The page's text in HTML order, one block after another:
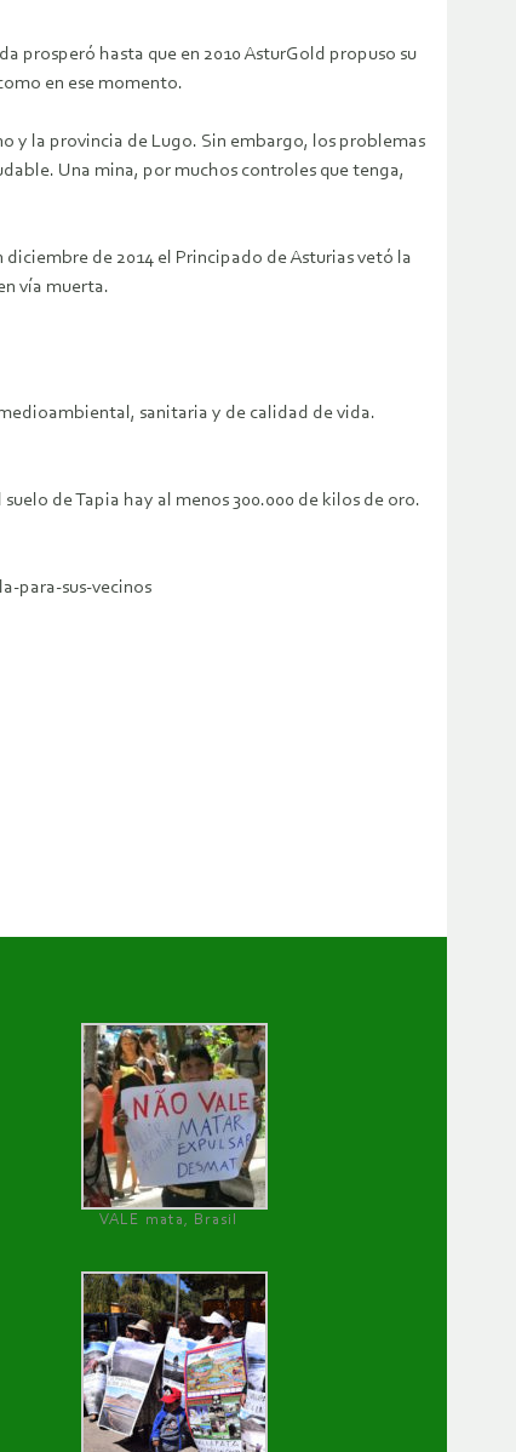
prosperó hasta que en 2010 AsturGold propuso su
en ese momento.
y la provincia de Lugo. Sin embargo, los problemas
Una mina, por muchos controles que tenga,
de 2014 el Principado de Asturias vetó la
vía muerta.
sanitaria y de calidad de vida.
de Tapia hay al menos 300.000 de kilos de oro.
para-sus-vecinos
VALE mata, Brasil